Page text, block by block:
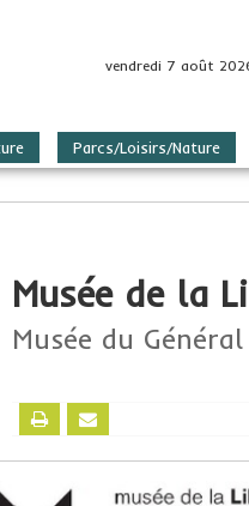
vendredi 7 août
Parcs/Loisirs/Nature
Musée de la
Musée du